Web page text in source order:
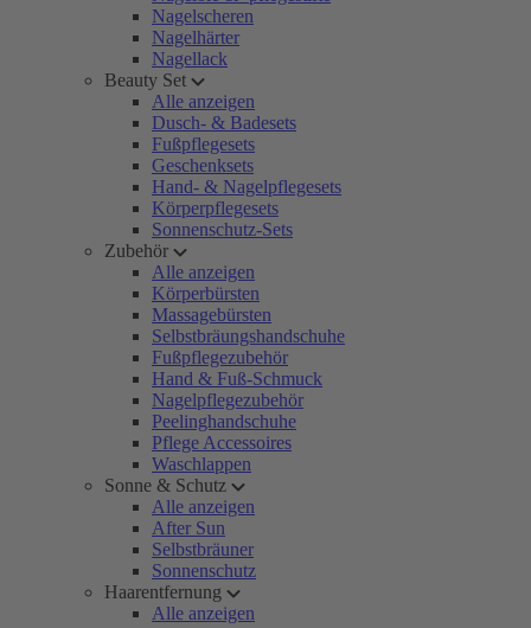
Nagelscheren
Nagelhärter
Nagellack
Beauty Set
Alle anzeigen
Dusch- & Badesets
Fußpflegesets
Geschenksets
Hand- & Nagelpflegesets
Körperpflegesets
Sonnenschutz-Sets
Zubehör
Alle anzeigen
Körperbürsten
Massagebürsten
Selbstbräungshandschuhe
Fußpflegezubehör
Hand & Fuß-Schmuck
Nagelpflegezubehör
Peelinghandschuhe
Pflege Accessoires
Waschlappen
Sonne & Schutz
Alle anzeigen
After Sun
Selbstbräuner
Sonnenschutz
Haarentfernung
Alle anzeigen